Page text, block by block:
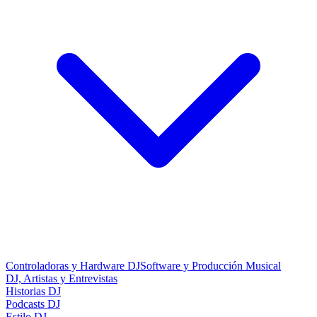
Controladoras y Hardware DJSoftware y Producción Musical
DJ, Artistas y Entrevistas
Historias DJ
Podcasts DJ